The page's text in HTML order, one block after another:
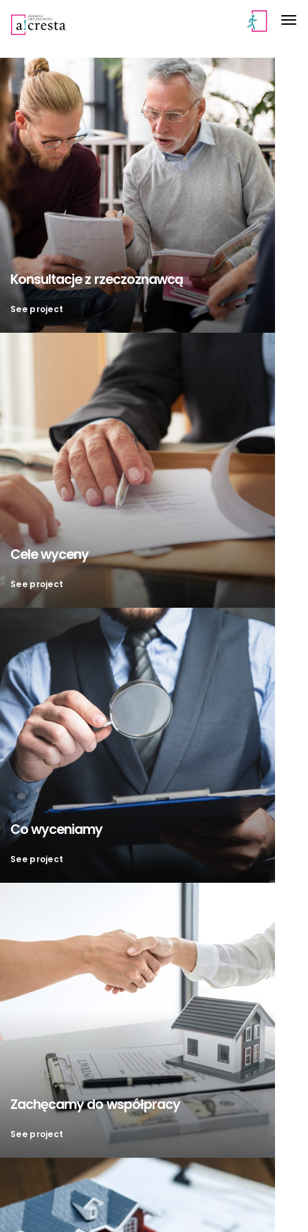
Konsultacje z rzeczoznawcą
See project
Cele wyceny
See project
Co wyceniamy
See project
Zachęcamy do współpracy
See project